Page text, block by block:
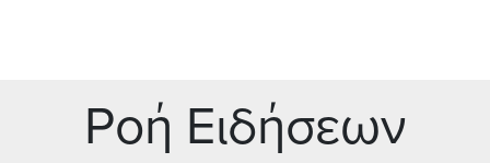
Ρoή Ειδήσεων